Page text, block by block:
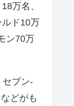
万名、
ド10万
ン70万
ブン‐
どがも